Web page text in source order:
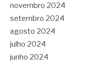
novembro 2024
setembro 2024
agosto 2024
julho 2024
junho 2024